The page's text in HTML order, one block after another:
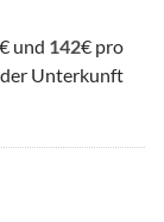
€ und 142€ pro
der Unterkunft